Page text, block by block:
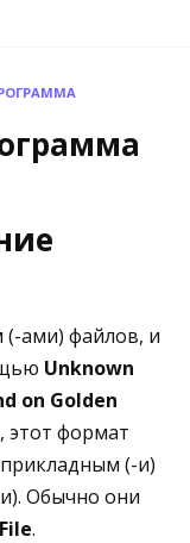
(-ами) файлов, и
Unknown
on Golden
этот формат
(-и)
Обычно они
.